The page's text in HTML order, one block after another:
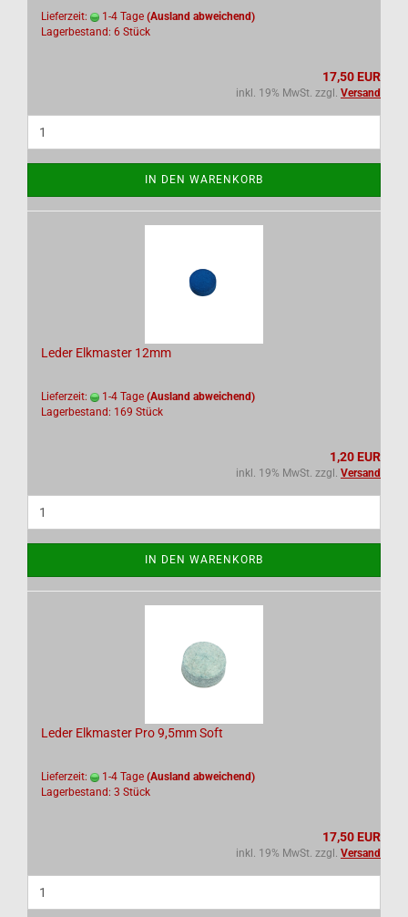
Lieferzeit: 1-4 Tage (Ausland abweichend)
Lagerbestand: 6 Stück
17,50 EUR
inkl. 19% MwSt. zzgl. Versand
IN DEN WARENKORB
Leder Elkmaster 12mm
Lieferzeit: 1-4 Tage (Ausland abweichend)
Lagerbestand: 169 Stück
1,20 EUR
inkl. 19% MwSt. zzgl. Versand
IN DEN WARENKORB
Leder Elkmaster Pro 9,5mm Soft
Lieferzeit: 1-4 Tage (Ausland abweichend)
Lagerbestand: 3 Stück
17,50 EUR
inkl. 19% MwSt. zzgl. Versand